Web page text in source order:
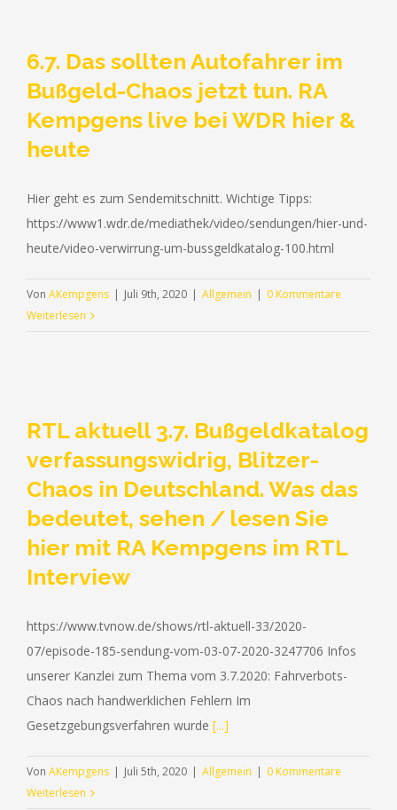
6.7. Das sollten Autofahrer im
Bußgeld-Chaos jetzt tun. RA
Kempgens live bei WDR hier &
heute
Hier geht es zum Sendemitschnitt. Wichtige Tipps:
https://www1.wdr.de/mediathek/video/sendungen/hier-und-
heute/video-verwirrung-um-bussgeldkatalog-100.html
Von AKempgens | Juli 9th, 2020 | Allgemein | 0 Kommentare
Weiterlesen
RTL aktuell 3.7. Bußgeldkatalog
verfassungswidrig, Blitzer-
Chaos in Deutschland. Was das
bedeutet, sehen / lesen Sie
hier mit RA Kempgens im RTL
Interview
https://www.tvnow.de/shows/rtl-aktuell-33/2020-
07/episode-185-sendung-vom-03-07-2020-3247706 Infos
unserer Kanzlei zum Thema vom 3.7.2020: Fahrverbots-
Chaos nach handwerklichen Fehlern Im
Gesetzgebungsverfahren wurde [...]
Von AKempgens | Juli 5th, 2020 | Allgemein | 0 Kommentare
Weiterlesen
RUFEN SIE UNS GERNE AN (+49) 0209 - 2 38 31
© Copyright 2012 -